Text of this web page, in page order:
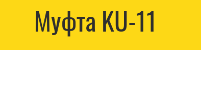
Муфта KU-11